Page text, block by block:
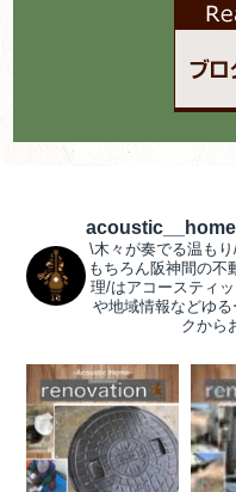
acoustic__home
\木々が奏でる温も
もちろん阪神間の不
理/はアコースティ
や地域情報などゆ
クから